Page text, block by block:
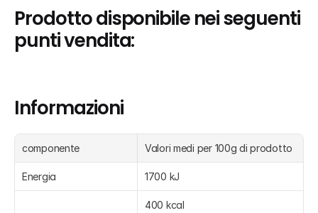
Prodotto disponibile nei seguenti
punti vendita:
Informazioni
componente Valori medi per 100g di prodotto
Energia 1700 kJ
400 kcal